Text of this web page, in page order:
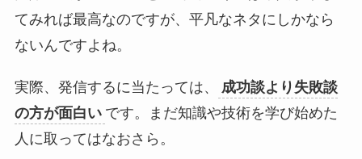
てみれば最高なのですが、平凡なネタにしかなら
ないんですよね。
実際、発信するに当たっては、
成功談より失敗談
の方が面白い です。まだ知識や技術を学び始めた
人に取ってはなおさら。